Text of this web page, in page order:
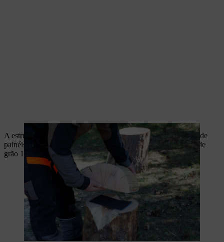
A estrutura de suporte do banco de toro é formada por um par de
painéis de MDF. Lixe as arestas cortadas das tábuas com lixa de
grão 120 e as superfícies com lixa de grão 240.